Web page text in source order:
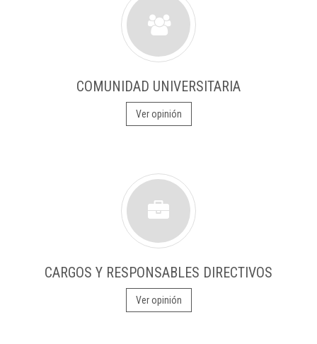
COMUNIDAD UNIVERSITARIA
Ver opinión
CARGOS Y RESPONSABLES DIRECTIVOS
Ver opinión